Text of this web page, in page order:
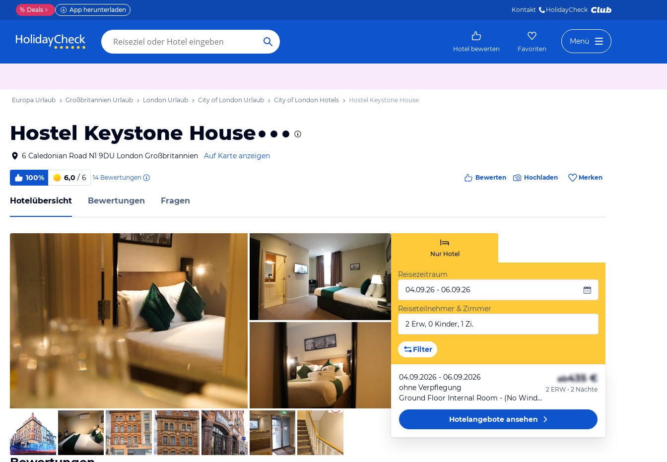
% Deals App herunterladen Kontakt HolidayCheck
Hotel bewerten Favoriten
Menü
Europa Urlaub Großbritannien Urlaub London Urlaub City of London Urlaub City of London Hotels Hostel Keystone House
Hostel Keystone House
6 Caledonian Road N1 9DU London Großbritannien Auf Karte anzeigen
100% 6,0 / 6 14 Bewertungen Bewerten Hochladen Merken
Hotelübersicht Bewertungen Fragen
von Booking.com
von Booking.com
von Booking.com
Nur Hotel
Reisezeitraum
04.09.26 - 06.09.26
Reiseteilnehmer & Zimmer
2 Erw, 0 Kinder, 1 Zi.
Filter
04.09.2026 - 06.09.2026
ohne Verpflegung
Ground Floor Internal Room - (No Window)
ab435 €
2 ERW • 2 Nächte
Hotelangeboteansehen